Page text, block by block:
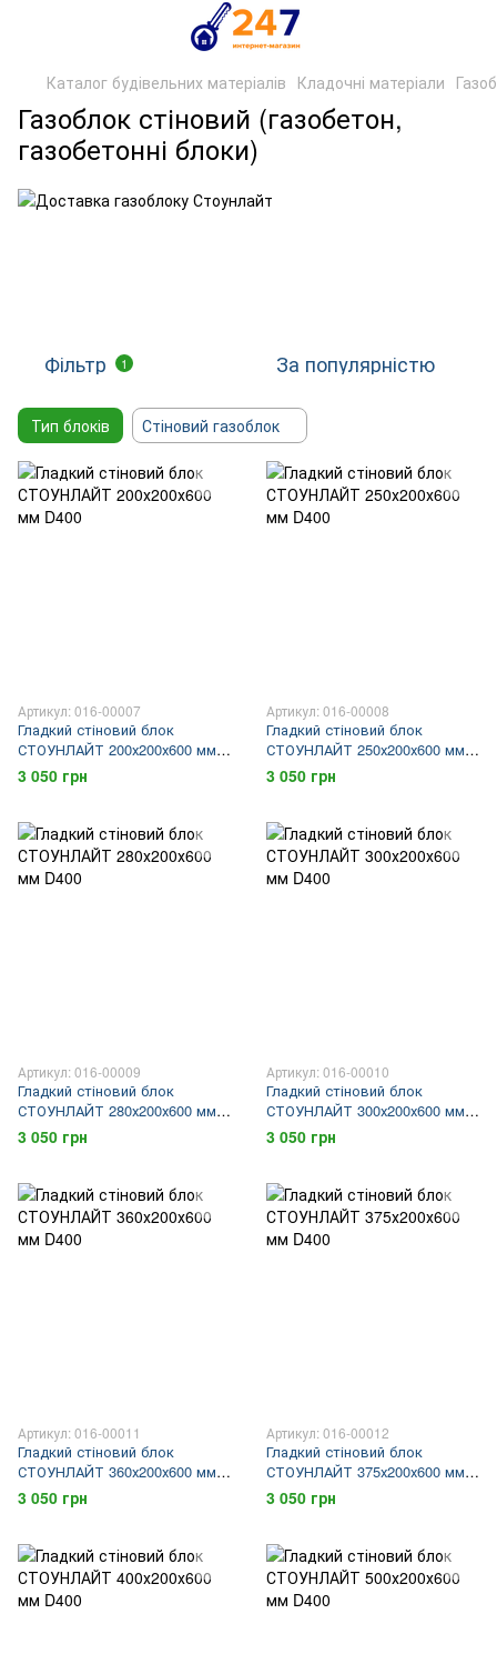
Каталог будівельних матеріалів Кладочні матеріали
Газоблок стіновий (газобетон,
газобетонні блоки)
Фільтр 1 За популярністю
Тип блоків Стіновий газоблок
Артикул: 016-00007
Гладкий стіновий блок
СТОУНЛАЙТ 200х200х600 мм
D400
3 050 грн
Артикул: 016-00008
Гладкий стіновий блок
СТОУНЛАЙТ 250х200х600 мм
D400
3 050 грн
Артикул: 016-00009
Гладкий стіновий блок
СТОУНЛАЙТ 280х200х600 мм
D400
3 050 грн
Артикул: 016-00010
Гладкий стіновий блок
СТОУНЛАЙТ 300х200х600 мм
D400
3 050 грн
Артикул: 016-00011
Гладкий стіновий блок
СТОУНЛАЙТ 360х200х600 мм
D400
3 050 грн
Артикул: 016-00012
Гладкий стіновий блок
СТОУНЛАЙТ 375х200х600 мм
D400
3 050 грн